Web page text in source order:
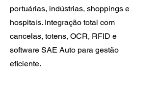
portuárias, indústrias, shoppings e
hospitais. Integração total com
cancelas, totens, OCR, RFID e
software SAE Auto para gestão
eficiente.